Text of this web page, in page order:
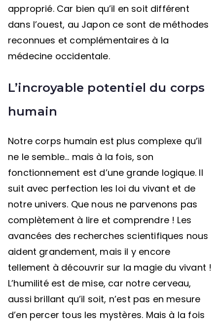
approprié. Car bien qu’il en soit différent
dans l’ouest, au Japon ce sont de méthodes
reconnues et complémentaires à la
médecine occidentale.
L’incroyable potentiel du corps
humain
Notre corps humain est plus complexe qu’il
ne le semble… mais à la fois, son
fonctionnement est d’une grande logique. Il
suit avec perfection les loi du vivant et de
notre univers. Que nous ne parvenons pas
complètement à lire et comprendre ! Les
avancées des recherches scientifiques nous
aident grandement, mais il y encore
tellement à découvrir sur la magie du vivant !
L’humilité est de mise, car notre cerveau,
aussi brillant qu’il soit, n’est pas en mesure
d’en percer tous les mystères. Mais à la fois